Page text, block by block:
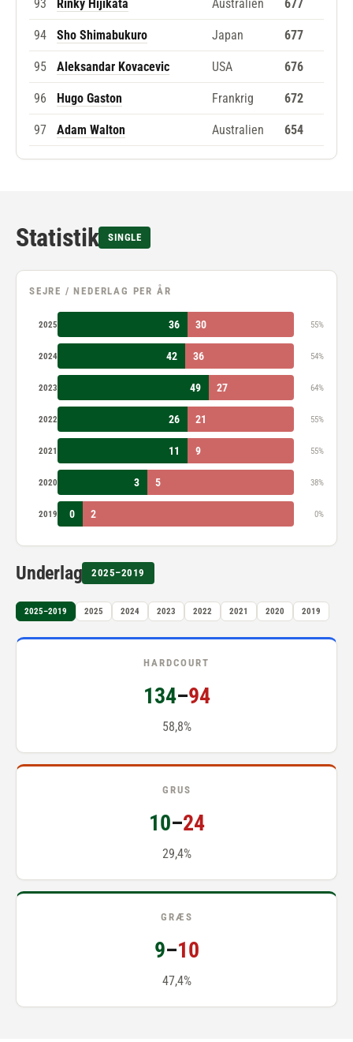
93 Rinky Hijikata Australien 677
94 Sho Shimabukuro Japan 677
95 Aleksandar Kovacevic USA 676
96 Hugo Gaston Frankrig 672
97 Adam Walton Australien 654
Statistik SINGLE
SEJRE / NEDERLAG PER ÅR
2025 36 30 55%
2024 42 36 54%
2023 49 27 64%
2022 26 21 55%
2021 11 9 55%
2020 3 5 38%
2019 0 2 0%
Underlag 2025–2019
2025–2019 2025 2024 2023 2022 2021 2020 2019
HARDCOURT
134–94
58,8%
GRUS
10–24
29,4%
GRÆS
9–10
47,4%